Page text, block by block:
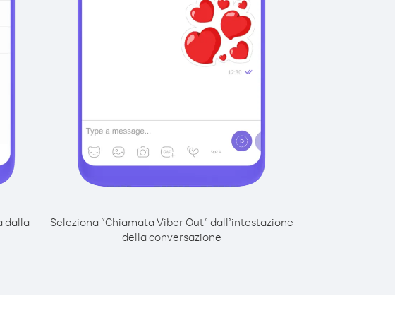
dalla
Seleziona “Chiamata Viber Out” dall’intestazione
della conversazione